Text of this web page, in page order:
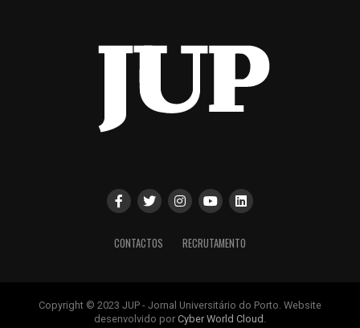
CONTACTOS RECRUTAMENTO
Copyright © 2023 JUP - Jornal Universitário do Porto. Website
desenvolvido por Cyber World Cloud